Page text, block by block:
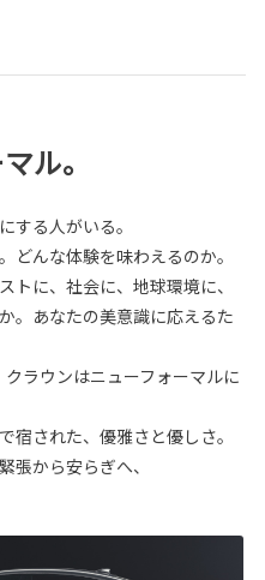
ル。
する人がいる。
どんな体験を味わえるのか。
トに、社会に、地球環境に、
。あなたの美意識に応えるた
ラウンはニューフォーマルに
宿された、優雅さと優しさ。
張から安らぎへ、